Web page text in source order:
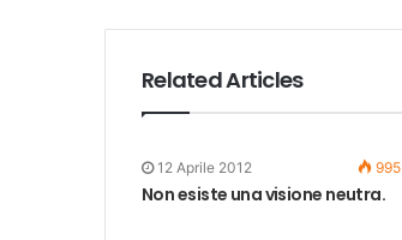
Related Articles
12 Aprile 2012 995
Non esiste una visione neutra.